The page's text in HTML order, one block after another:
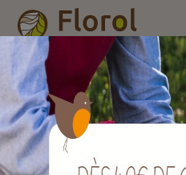
Accueil Nos produits /
mélange sans manche